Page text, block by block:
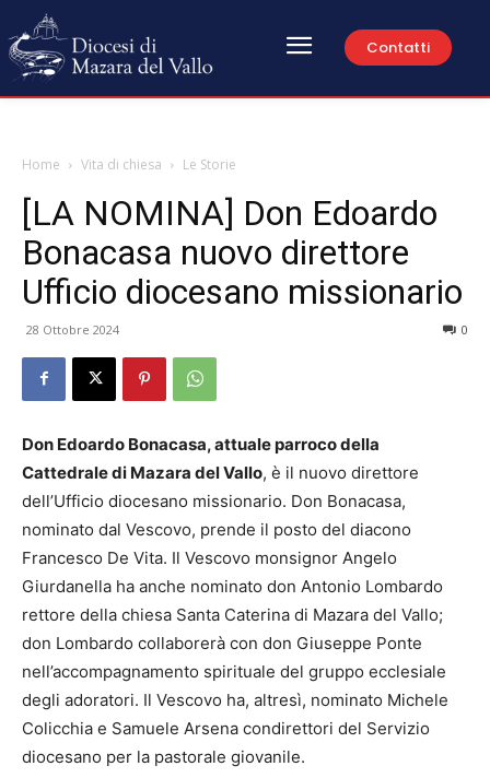
Contatti
Home Vita di chiesa Le Storie
[LA NOMINA] Don Edoardo
Bonacasa nuovo direttore
Ufficio diocesano missionario
28 Ottobre 2024 0
Don Edoardo Bonacasa, attuale parroco della
Cattedrale di Mazara del Vallo, è il nuovo direttore
dell’Ufficio diocesano missionario. Don Bonacasa,
nominato dal Vescovo, prende il posto del diacono
Francesco De Vita. Il Vescovo monsignor Angelo
Giurdanella ha anche nominato don Antonio Lombardo
rettore della chiesa Santa Caterina di Mazara del Vallo;
don Lombardo collaborerà con don Giuseppe Ponte
nell’accompagnamento spirituale del gruppo ecclesiale
degli adoratori. Il Vescovo ha, altresì, nominato Michele
Colicchia e Samuele Arsena condirettori del Servizio
diocesano per la pastorale giovanile.